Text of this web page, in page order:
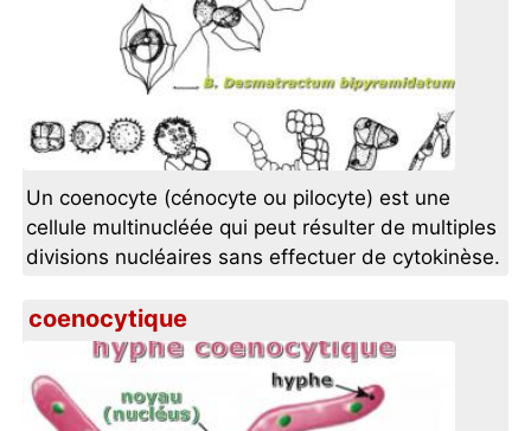
Un coenocyte (cénocyte ou pilocyte) est une
cellule multinucléée qui peut résulter de multiples
divisions nucléaires sans effectuer de cytokinèse.
coenocytique